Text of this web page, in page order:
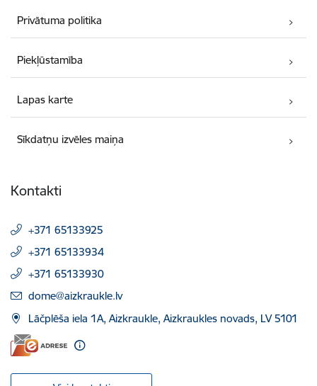
Privātuma politika
Piekļūstamība
Lapas karte
Sīkdatņu izvēles maiņa
Kontakti
+371 65133925
+371 65133934
+371 65133930
E-pasts:
dome@aizkraukle.lv
Lāčplēša iela 1A, Aizkraukle, Aizkraukles novads, LV 5101